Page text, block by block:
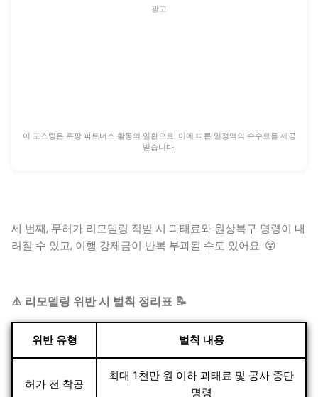
광고
이 포스팅은 쿠팡 파트너스 활동의 일환으로, 이에 따른 일정액의 수수료를 제공
받습니다.
세 번째, 무허가 리모델링 적발 시 과태료와 원상복구 명령이 내
려질 수 있고, 이행 강제금이 반복 부과될 수도 있어요. 😵
⚠️ 리모델링 위반 시 벌칙 정리표 📝
위반 유형 벌칙 내용
허가 전 착공
최대 1천만 원 이하 과태료 및 공사 중단
명령